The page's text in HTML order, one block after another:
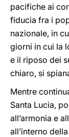
pacifiche ai
fiducia fra i
nazionale, in
giorni in cui la
e il riposo dei
chiaro, si
Mentre
Santa Lucia,
all’armonia e
all’interno